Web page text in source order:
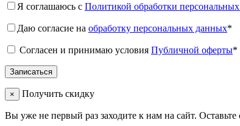
Я соглашаюсь с Политикой обработки
Даю согласие на обработку персональных данных*
Согласен и принимаю условия Публичной оферты*
× Получить скидку
Вы уже не первый раз заходите к нам на сайт.